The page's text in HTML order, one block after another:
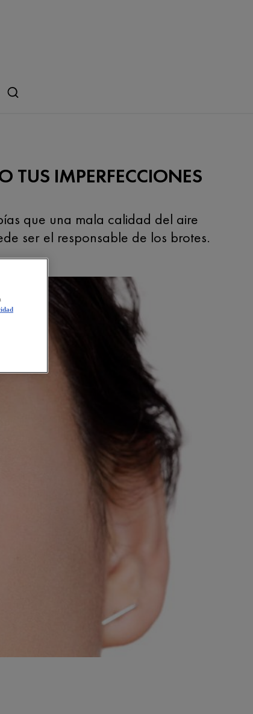
TUS IMPERFECCIONES
que una mala calidad del aire
ser el responsable de los brotes.